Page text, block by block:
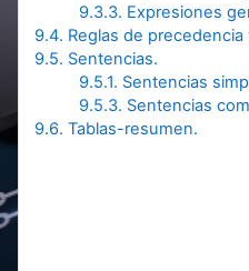
9.3.3. Expresiones
9.4. Reglas de precedencia
9.5. Sentencias.
9.5.1. Sentencias
9.5.3. Sentencias
9.6. Tablas-resumen.